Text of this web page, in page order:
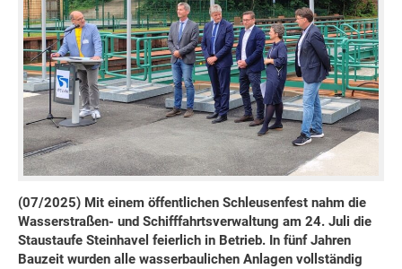
(07/2025) Mit einem öffentlichen Schleusenfest nahm die
Wasserstraßen- und Schifffahrtsverwaltung am 24. Juli die
Staustaufe Steinhavel feierlich in Betrieb. In fünf Jahren
Bauzeit wurden alle wasserbaulichen Anlagen vollständig